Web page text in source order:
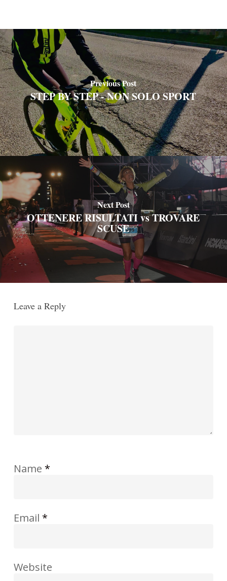
Previous Post
STEP BY STEP - NON SOLO SPORT
Next Post
OTTENERE RISULTATI vs TROVARE
SCUSE
Leave a Reply
Name *
Email *
Website